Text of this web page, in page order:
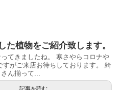
た植物をご紹介致します。
てきましたね。 寒さやらコロナや
すがご来店お待ちしております。 綺
ん揃って...
記事を読む